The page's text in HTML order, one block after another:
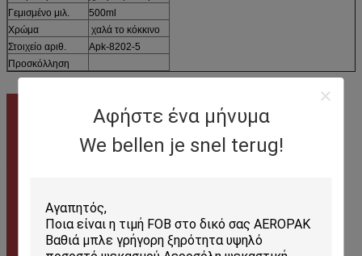
Αφήστε ένα μήνυμα
We bellen je snel terug!
Γεμισμένο μιλ.
500ml
Χρώμα
χαλά το κόκκινο
Στοιχείο αριθ.
Apk-8202-5
Προσκόλληση